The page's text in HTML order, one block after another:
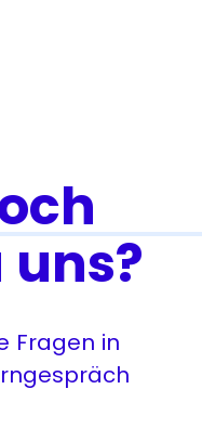
uns?
Fragen in